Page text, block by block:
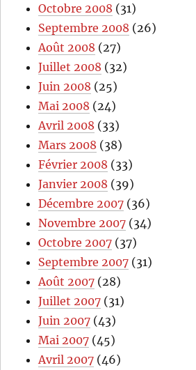
Octobre 2008 (31)
Septembre 2008 (26)
Août 2008 (27)
Juillet 2008 (32)
Juin 2008 (25)
Mai 2008 (24)
Avril 2008 (33)
Mars 2008 (38)
Février 2008 (33)
Janvier 2008 (39)
Décembre 2007 (36)
Novembre 2007 (34)
Octobre 2007 (37)
Septembre 2007 (31)
Août 2007 (28)
Juillet 2007 (31)
Juin 2007 (43)
Mai 2007 (45)
Avril 2007 (46)